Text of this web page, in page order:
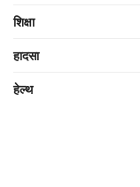
शिक्षा
हादसा
हेल्थ